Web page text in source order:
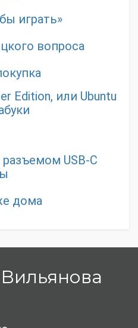
играть»
вопроса
Edition, или Ubuntu
USB-C
дома